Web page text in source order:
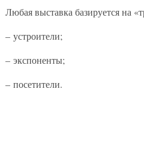
Любая выставка базируется на
– устроители;
– экспоненты;
– посетители.